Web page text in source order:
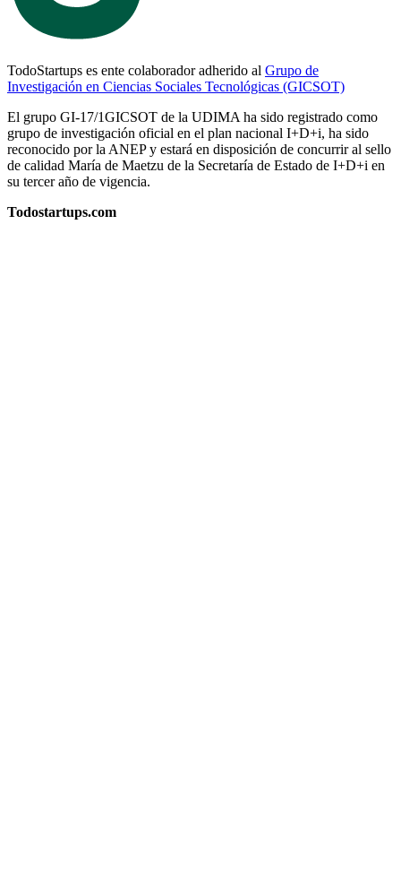
TodoStartups es ente colaborador adherido al Grupo de
Investigación en Ciencias Sociales Tecnológicas (GICSOT)
El grupo GI-17/1GICSOT de la UDIMA ha sido registrado como
grupo de investigación oficial en el plan nacional I+D+i, ha sido
reconocido por la ANEP y estará en disposición de concurrir al sello
de calidad María de Maetzu de la Secretaría de Estado de I+D+i en
su tercer año de vigencia.
Todostartups.com